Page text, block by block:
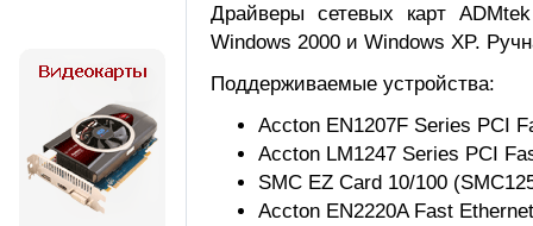
Драйверы сетевых карт
Windows 2000 и Windows XP.
Поддерживаемые устройства:
Accton EN1207F Series PCI
Accton LM1247 Series PCI
SMC EZ Card 10/100
Accton EN2220A Fast